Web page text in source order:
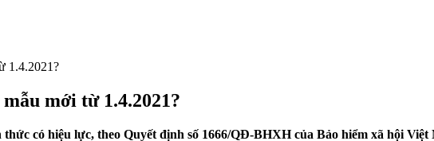
1.4.2021?
mới từ 1.4.2021?
có hiệu lực, theo Quyết định số 1666/QĐ-BHXH của Bảo hiểm xã hội Việt